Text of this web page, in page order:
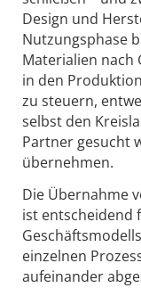
Design und
Nutzungsphase
Materialien nach
in den
zu steuern,
selbst den
Partner gesucht
übernehmen.
Die Übernahme
ist entscheidend
einzelnen
aufeinander